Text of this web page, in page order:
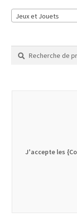
Jeux et Jouets
Recherche
pour :
Recherche
J'accepte les